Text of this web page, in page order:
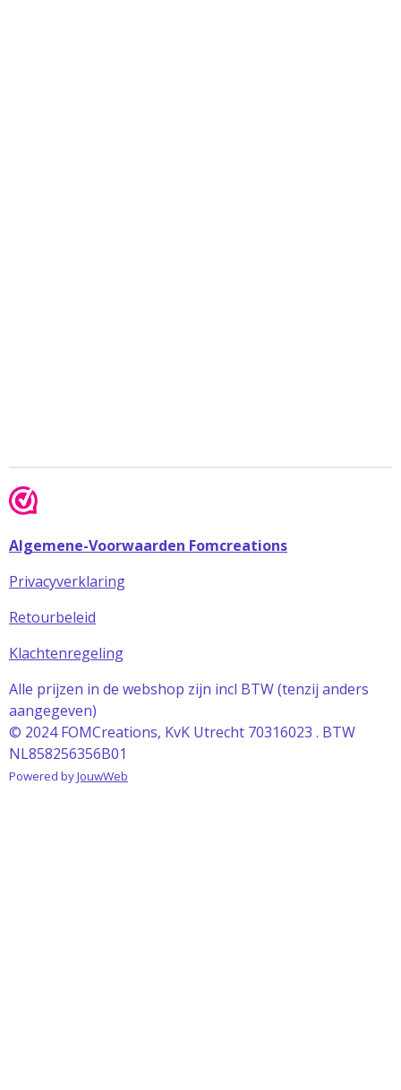
Algemene-Voorwaarden Fomcreations
Privacyverklaring
Retourbeleid
Klachtenregeling
Alle prijzen in de webshop zijn incl BTW (tenzij anders
aangegeven)
© 2024 FOMCreations, KvK Utrecht 70316023 . BTW
NL858256356B01
Powered byJouwWeb